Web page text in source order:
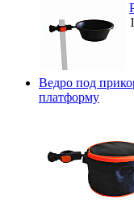
Ведро под
платформу